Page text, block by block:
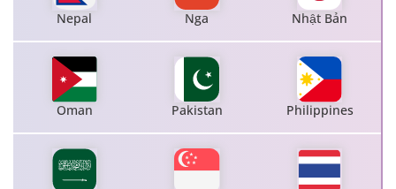
Nepal Nga Nhật Bản
Oman Pakistan Philippines